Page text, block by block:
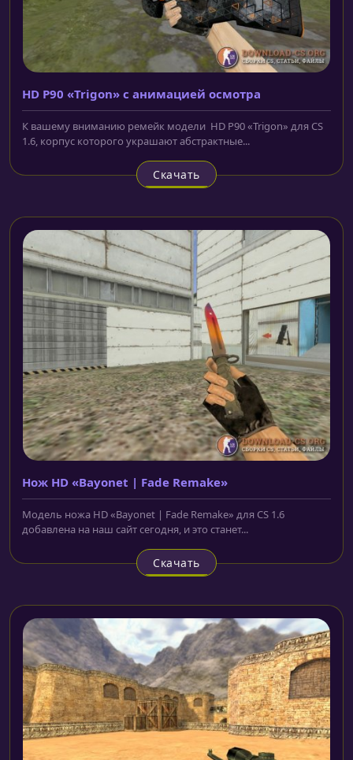
HD P90 «Trigon» с анимацией осмотра
К вашему вниманию ремейк модели HD P90 «Trigon» для CS
1.6, корпус которого украшают абстрактные...
Скачать
Нож HD «Bayonet | Fade Remake»
Модель ножа HD «Bayonet | Fade Remake» для CS 1.6
добавлена на наш сайт сегодня, и это станет...
Скачать